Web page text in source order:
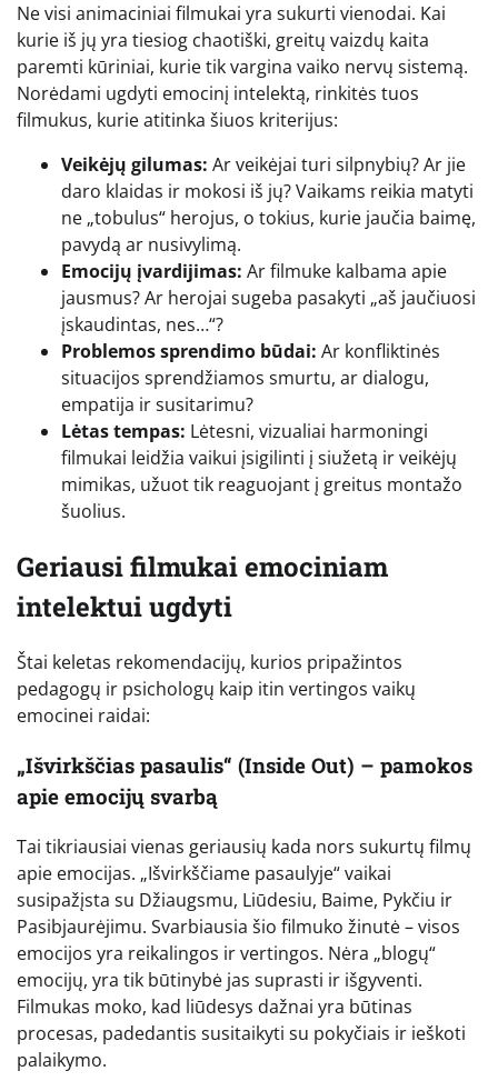
Ne visi animaciniai filmukai yra sukurti vienodai. Kai
kurie iš jų yra tiesiog chaotiški, greitų vaizdų kaita
paremti kūriniai, kurie tik vargina vaiko nervų sistemą.
Norėdami ugdyti emocinį intelektą, rinkitės tuos
filmukus, kurie atitinka šiuos kriterijus:
Veikėjų gilumas: Ar veikėjai turi silpnybių? Ar jie
daro klaidas ir mokosi iš jų? Vaikams reikia matyti
ne „tobulus“ herojus, o tokius, kurie jaučia baimę,
pavydą ar nusivylimą.
Emocijų įvardijimas: Ar filmuke kalbama apie
jausmus? Ar herojai sugeba pasakyti „aš jaučiuosi
įskaudintas, nes…“?
Problemos sprendimo būdai: Ar konfliktinės
situacijos sprendžiamos smurtu, ar dialogu,
empatija ir susitarimu?
Lėtas tempas: Lėtesni, vizualiai harmoningi
filmukai leidžia vaikui įsigilinti į siužetą ir veikėjų
mimikas, užuot tik reaguojant į greitus montažo
šuolius.
Geriausi filmukai emociniam
intelektui ugdyti
Štai keletas rekomendacijų, kurios pripažintos
pedagogų ir psichologų kaip itin vertingos vaikų
emocinei raidai:
„Išvirkščias pasaulis“ (Inside Out) – pamokos
apie emocijų svarbą
Tai tikriausiai vienas geriausių kada nors sukurtų filmų
apie emocijas. „Išvirkščiame pasaulyje“ vaikai
susipažįsta su Džiaugsmu, Liūdesiu, Baime, Pykčiu ir
Pasibjaurėjimu. Svarbiausia šio filmuko žinutė – visos
emocijos yra reikalingos ir vertingos. Nėra „blogų“
emocijų, yra tik būtinybė jas suprasti ir išgyventi.
Filmukas moko, kad liūdesys dažnai yra būtinas
procesas, padedantis susitaikyti su pokyčiais ir ieškoti
palaikymo.